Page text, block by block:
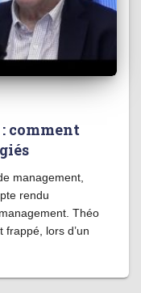
comment
management,
rendu
Théo
frappé, lors d’un